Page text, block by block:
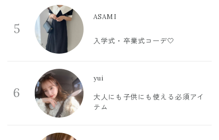
5
ASAMI
入学式・卒業式コーデ🤍
6
yui
大人にも子供にも使える必須アイ
テム